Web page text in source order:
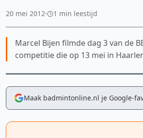
20 mei 2012· 1 min leestijd
Marcel Bijen filmde dag 3 van de
competitie die op 13 mei in
Maak badmintonline.nl je Google-